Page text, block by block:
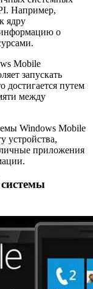
Например,
ядру
о
Mobile
запускать
достигается путем
между
Windows Mobile
устройства,
приложения